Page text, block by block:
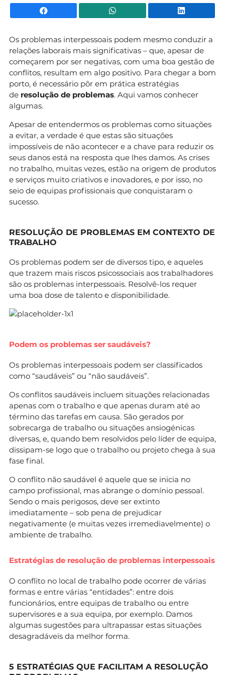
Facebook WhatsApp
Os problemas interpessoais podem mesmo conduzir a
relações laborais mais significativas – que, apesar de
começarem por ser negativas, com uma boa gestão de
conflitos, resultam em algo positivo. Para chegar a bom
porto, é necessário pôr em prática estratégias
de resolução de problemas. Aqui vamos conhecer
algumas.
Apesar de entendermos os problemas como situações
a evitar, a verdade é que estas são situações
impossíveis de não acontecer e a chave para reduzir os
seus danos está na resposta que lhes damos. As crises
no trabalho, muitas vezes, estão na origem de produtos
e serviços muito criativos e inovadores, e por isso, no
seio de equipas profissionais que conquistaram o
sucesso.
RESOLUÇÃO DE PROBLEMAS EM CONTEXTO DE
TRABALHO
Os problemas podem ser de diversos tipo, e aqueles
que trazem mais riscos psicossociais aos trabalhadores
são os problemas interpessoais. Resolvê-los requer
uma boa dose de talento e disponibilidade.
Podem os problemas ser saudáveis?
Os problemas interpessoais podem ser classificados
como “saudáveis” ou “não saudáveis”.
Os conflitos saudáveis incluem situações relacionadas
apenas com o trabalho e que apenas duram até ao
término das tarefas em causa. São gerados por
sobrecarga de trabalho ou situações ansiogénicas
diversas, e, quando bem resolvidos pelo líder de equipa,
dissipam-se logo que o trabalho ou projeto chega à sua
fase final.
O conflito não saudável é aquele que se inicia no
campo profissional, mas abrange o domínio pessoal.
Sendo o mais perigosos, deve ser extinto
imediatamente – sob pena de prejudicar
negativamente (e muitas vezes irremediavelmente) o
ambiente de trabalho.
Estratégias de resolução de problemas interpessoais
O conflito no local de trabalho pode ocorrer de várias
formas e entre várias “entidades”: entre dois
funcionários, entre equipas de trabalho ou entre
supervisores e a sua equipa, por exemplo. Damos
algumas sugestões para ultrapassar estas situações
desagradáveis da melhor forma.
5 ESTRATÉGIAS QUE FACILITAM A RESOLUÇÃO